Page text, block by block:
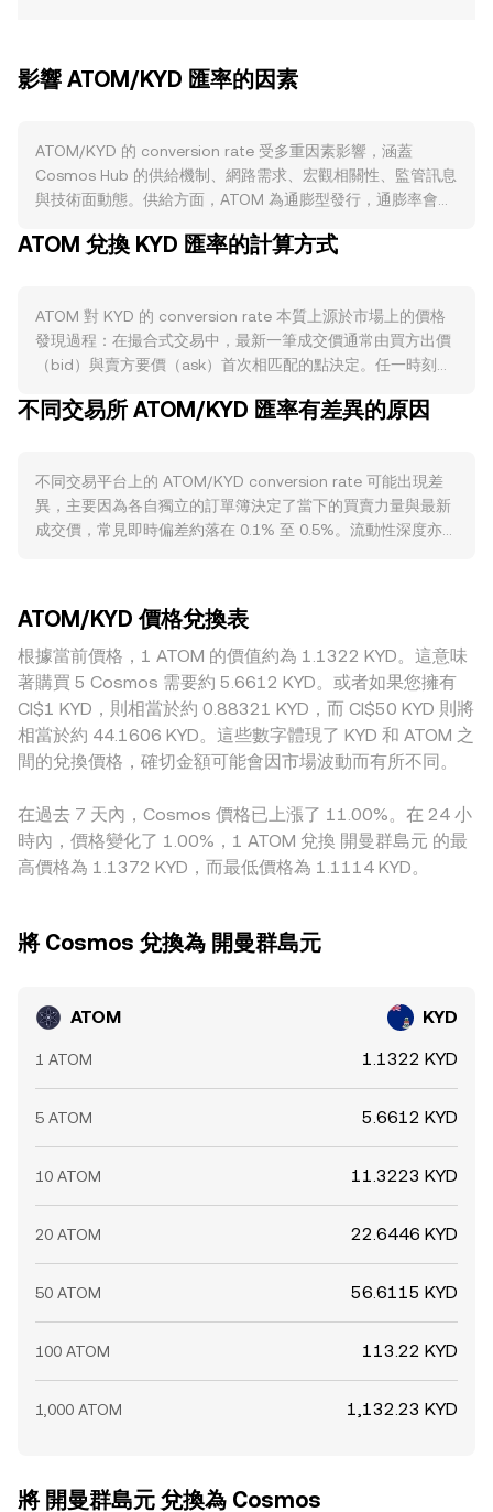
影響 ATOM/KYD 匯率的因素
ATOM/KYD 的 conversion rate 受多重因素影響，涵蓋
Cosmos Hub 的供給機制、網路需求、宏觀相關性、監管訊息
與技術面動態。供給方面，ATOM 為通膨型發行，通膨率會依
倉，流通供給收縮，賣壓相對降低。Cosmos Hub 並無固定的
通節奏。需求面則與生態活躍度緊密相連：跨鏈通訊協議
（IBC）帶動的鏈間資產流動、消費者鏈透過 Interchain
Security 借用安全性所產生的質押與分潤誘因、Cosmos 生態
及治理參與與鏈上手續費使用，都會直接影響對 ATOM 的實際
好變化，透過 KYD 的購買力傳導至 ATOM/KYD 的定價。監管
方面，針對質押服務的合規規範、交易平台的上市與下架政
策、以及對質押獎勵的稅務處理，都可能改變市場流動性與參
特定到期日的選擇權倉位變化，以及鏈上與交易所之間的大額
錢包（俗稱「巨鯨」）轉帳與掛單行為，都常在事件窗口中強
化波動，為 ATOM/KYD 的短線走勢增添變數。
ATOM 兌換 KYD 匯率的計算方式
ATOM 對 KYD 的 conversion rate 本質上源於市場上的價格
發現過程：在撮合式交易中，最新一筆成交價通常由買方出價
（bid）與賣方要價（ask）首次相匹配的點決定。任一時刻的
間價（mid-price），常被用作參考定價。跨平台觀察時，資
Volume_i) / Σ Volume_i。對於單筆轉換的基本計算，若以 r 代
表當下 ATOM/KYD 的 conversion rate，則 KYD Value =
ATOM Amount × r，而 ATOM Amount = KYD Value / r。除
恆定乘積公式 x × y = k 維持池子平衡，其中兩種資產儲備量分
別為 x 與 y，池內即時價格可近似為 price = y/x；當有人以
ATOM 兌出 KYD 或相反方向交易時，池中儲備改變，進而推
動池內價格向新的均衡移動。綜合多來源報價時，平台通常參
考多個訂單簿與流動性池的價格與深度，並按成交量或流動性
權重計入，以在不同流動性環境下提供更穩健的 conversion
rate。
不同交易所 ATOM/KYD 匯率有差異的原因
不同交易平台上的 ATOM/KYD conversion rate 可能出現差
異，主要因為各自獨立的訂單簿決定了當下的買賣力量與最新
成交價，常見即時偏差約落在 0.1% 至 0.5%。流動性深度亦是
價，例如某些司法管轄區對質押服務、上架規則或法幣入金之
限制，可能影響到 ATOM 的資金可得性與報價。許多平台對
ATOM 的主要報價先以 USDT 或 USD 為中介，再折算至
KYD，因而 USDT 相對 USD 的溢折、以及 USD 與 KYD 掛鉤
機制在不同時點的偏差，會層層傳導至最終的 ATOM/KYD 報
價。跨所套利能在價格產生差價時買低賣高，對價格收斂起到
穩定作用，但受限於手續費、充提時間、鏈上轉移延遲（包括
全消除各地區與平台之間的 conversion rate 差距。
ATOM/KYD 價格兌換表
根據當前價格，1 ATOM 的價值約為 1.1322 KYD。這意味
著購買 5 Cosmos 需要約 5.6612 KYD。或者如果您擁有
CI$1 KYD，則相當於約 0.88321 KYD，而 CI$50 KYD 則將
相當於約 44.1606 KYD。這些數字體現了 KYD 和 ATOM 之
間的兌換價格，確切金額可能會因市場波動而有所不同。
在過去 7 天內，Cosmos 價格已上漲了 11.00%。在 24 小
時內，價格變化了 1.00%，1 ATOM 兌換 開曼群島元 的最
高價格為 1.1372 KYD，而最低價格為 1.1114 KYD。
將 Cosmos 兌換為 開曼群島元
ATOM KYD
1 ATOM 1.1322 KYD
5 ATOM 5.6612 KYD
10 ATOM 11.3223 KYD
20 ATOM 22.6446 KYD
50 ATOM 56.6115 KYD
100 ATOM 113.22 KYD
1,000 ATOM 1,132.23 KYD
將 開曼群島元 兌換為 Cosmos